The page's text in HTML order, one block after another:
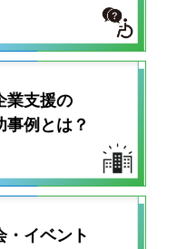
業支援の
事例とは？
・イベント